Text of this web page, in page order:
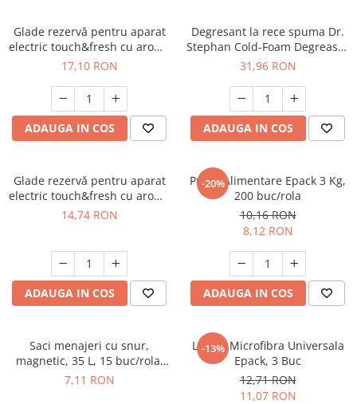
Paie si decoratiuni cocktail
Pensule, spatule si teluri bucatarie
Platouri si tavi servire
Polonice, linguri si clesti de
bucatarie
Rasnite si dozatoare condimente
Razatori si accesorii
Servicii de masa
Seturi ustensile pentru bucatarie
Site bucatarie
Suport tacamuri
Suporturi si servetele
Organizare si depozitare
Perii Wc
Silicon, spume si solutii tehnice
Solutie curatat covoare
Solutii curatare pete
Solutii curatat geamuri
Solutii dezinfectante
Solutii intretinere textile
Solutii suprafete baie
Spalare si intretinere rufe
Suporturi si accesorii de baie
Glade rezervă pentru aparat
electric touch&fresh cu aromă
de lavanda, 10 g
17,10 RON
ADAUGA IN COS
Degresant la rece spuma Dr.
Stephan Cold-Foam Degreaser
750ml, 90012914
31,96 RON
ADAUGA IN COS
Glade rezervă pentru aparat
electric touch&fresh cu aromă
Sandalwood, 10 g
14,74 RON
ADAUGA IN COS
-20%
Pungi Alimentare Epack 3 Kg,
200 buc/rola
10,16 RON
8,12 RON
ADAUGA IN COS
Saci menajeri cu snur,
magnetic, 35 L, 15 buc/rola,
Epack
7,11 RON
-13%
Lavete Microfibra Universala
Epack, 3 Buc
12,71 RON
11,07 RON